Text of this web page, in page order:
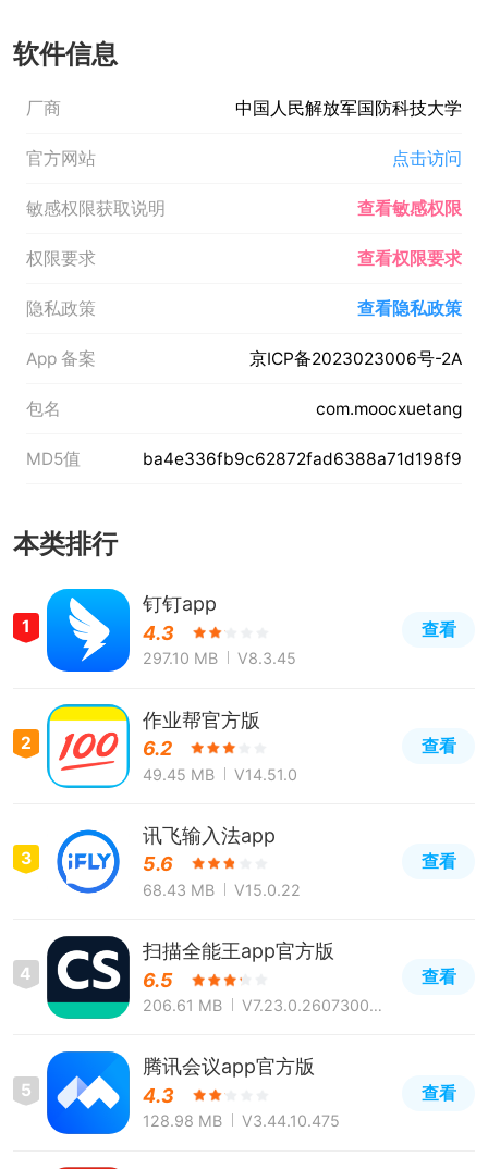
软件信息
厂商 中国人民解放军国防科技大学
官方网站 点击访问
敏感权限获取说明 查看敏感权限
权限要求 查看权限要求
隐私政策 查看隐私政策
App 备案 京ICP备2023023006号-2A
包名 com.moocxuetang
MD5值 ba4e336fb9c62872fad6388a71d198f9
本类排行
1
钉钉app
4.3
297.10 MB V8.3.45
查看
2
作业帮官方版
6.2
49.45 MB V14.51.0
查看
3
讯飞输入法app
5.6
68.43 MB V15.0.22
查看
4
扫描全能王app官方版
6.5
206.61 MB
V7.23.0.260730000
查看
5
腾讯会议app官方版
4.3
128.98 MB V3.44.10.475
查看